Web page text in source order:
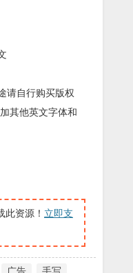
请自行购买版权
其他英文字体和
此资源！ 立即支